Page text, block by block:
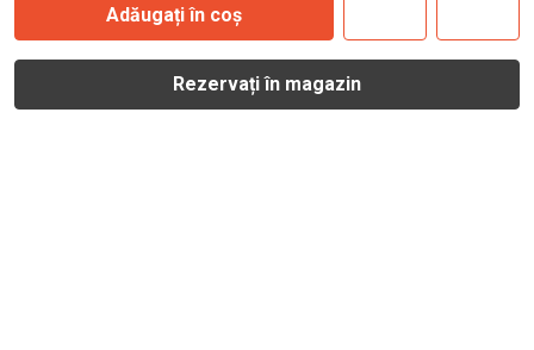
Adăugați în coș
Rezervați în magazin